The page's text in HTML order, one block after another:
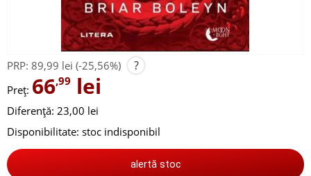
PRP: 89,99 lei (-25,56%) ?
Preț: 66,99 lei
Diferență: 23,00 lei
Disponibilitate: stoc indisponibil
alertă stoc